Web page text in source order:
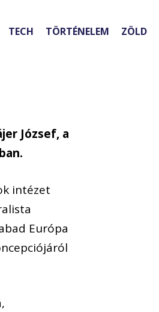
TECH TÖRTÉNELEM ZÖLD
József, a
intézet
Európa